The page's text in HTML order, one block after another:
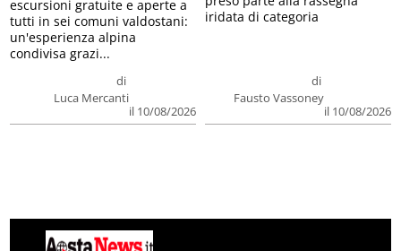
di
Luca Mercanti
il 10/08/2026
escursioni gratuite e aperte a
tutti in sei comuni valdostani:
un'esperienza alpina
condivisa grazi...
di
Fausto Vassoney
il 10/08/2026
iridata di categoria